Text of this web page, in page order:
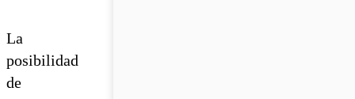
La
posibilidad
de